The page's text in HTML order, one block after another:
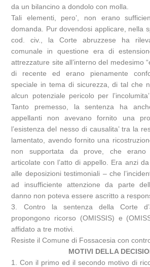
da un bilancino a dondolo con molla.
Tali elementi, pero’, non erano
domanda. Pur dovendosi applicare, nella
cod. civ., la Corte abruzzese ha
comunale in questione era di
attrezzature site all’interno del medesimo
di recente ed erano pienamente
speciale in tema di sicurezza, di tal che
alcun potenziale pericolo per
Tanto premesso, la sentenza ha
appellanti non avevano fornito una
l’esistenza del nesso di causalita’ tra la
lamentato, avendo fornito una
non supportata da prove, che erano
articolate con l’atto di appello. Era anzi
alle deposizioni testimoniali – che
ad insufficiente attenzione da parte
danno non poteva essere ascritto a
3. Contro la sentenza della Corte
propongono ricorso (OMISSIS) e
affidato a tre motivi.
Resiste il Comune di Fossacesia con
MOTIVI DELLA
1. Con il primo ed il secondo motivo di